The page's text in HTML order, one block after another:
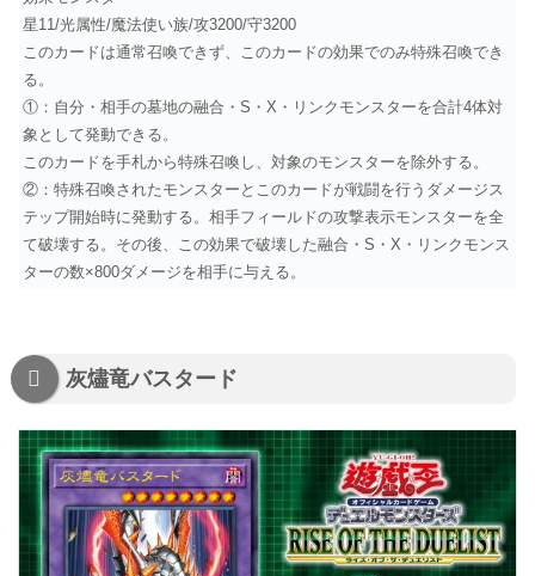
星11/光属性/魔法使い族/攻3200/守3200
このカードは通常召喚できず、このカードの効果でのみ特殊召喚でき
る。
①：自分・相手の墓地の融合・S・X・リンクモンスターを合計4体対
象として発動できる。
このカードを手札から特殊召喚し、対象のモンスターを除外する。
②：特殊召喚されたモンスターとこのカードが戦闘を行うダメージス
テップ開始時に発動する。相手フィールドの攻撃表示モンスターを全
て破壊する。その後、この効果で破壊した融合・S・X・リンクモンス
ターの数×800ダメージを相手に与える。
灰燼竜バスタード